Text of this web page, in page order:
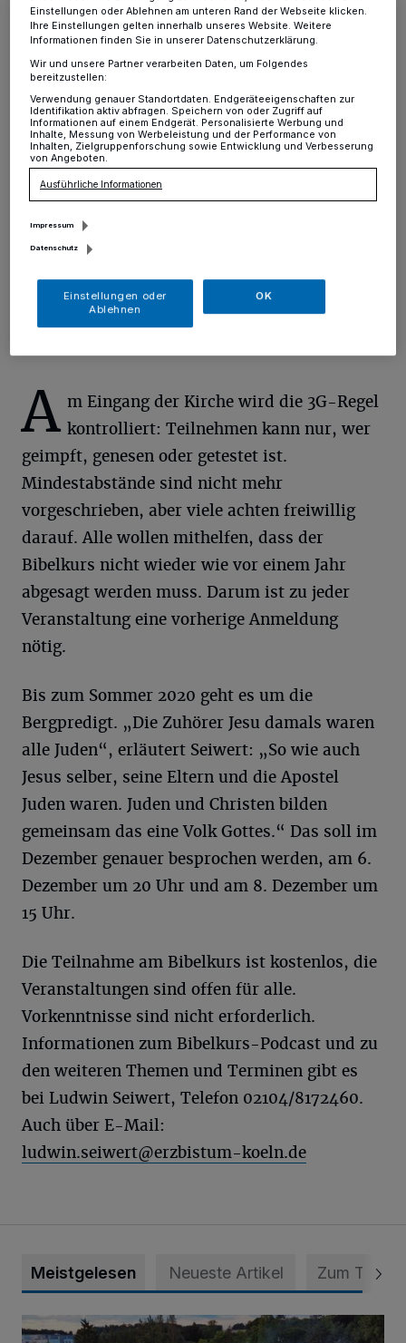
Hochdahl· „Das Interesse am Bibelkurs in Hochdahl ist
ungebrochen“, freut sich Pfarrer Ludwin Seiwert. Nach
langer Corona-Pause haben die Treffen wieder
begonnen. Und obwohl der Vortrag in voller Länge im
Internet zu hören ist, kamen im Oktober und November
jeweils 120 Besucher in die Kirche Heilig Geist, um den
Bibelkurs live zu erleben.
15.11.2021 , 14:37 Uhr
A m Eingang der Kirche wird die 3G-Regel
kontrolliert: Teilnehmen kann nur, wer
geimpft, genesen oder getestet ist.
Mindestabstände sind nicht mehr
vorgeschrieben, aber viele achten freiwillig
darauf. Alle wollen mithelfen, dass der
Bibelkurs nicht wieder wie vor einem Jahr
abgesagt werden muss. Darum ist zu jeder
Veranstaltung eine vorherige Anmeldung
nötig.
Bis zum Sommer 2020 geht es um die
Bergpredigt. „Die Zuhörer Jesu damals waren
alle Juden“, erläutert Seiwert: „So wie auch
Jesus selber, seine Eltern und die Apostel
Juden waren. Juden und Christen bilden
gemeinsam das eine Volk Gottes.“ Das soll im
Dezember genauer besprochen werden, am 6.
Dezember um 20 Uhr und am 8. Dezember um
15 Uhr.
Die Teilnahme am Bibelkurs ist kostenlos, die
Veranstaltungen sind offen für alle.
Vorkenntnisse sind nicht erforderlich.
Informationen zum Bibelkurs-Podcast und zu
den weiteren Themen und Terminen gibt es
bei Ludwin Seiwert, Telefon 02104/8172460.
Auch über E-Mail:
ludwin.seiwert@erzbistum-koeln.de
Meistgelesen Neueste Artikel Zum Thema
Vier Tage mit vollem Programm
Einstellungen oder Ablehnen am unteren Rand der Webseite klicken.
Ihre Einstellungen gelten innerhalb unseres Website. Weitere
Informationen finden Sie in unserer Datenschutzerklärung.
Wir und unsere Partner verarbeiten Daten, um Folgendes
bereitzustellen:
Verwendung genauer Standortdaten. Endgeräteeigenschaften zur
Identifikation aktiv abfragen. Speichern von oder Zugriff auf
Informationen auf einem Endgerät. Personalisierte Werbung und
Inhalte, Messung von Werbeleistung und der Performance von
Inhalten, Zielgruppenforschung sowie Entwicklung und Verbesserung
von Angeboten.
Ausführliche Informationen
Impressum
Datenschutz
Einstellungen oder
Ablehnen
OK